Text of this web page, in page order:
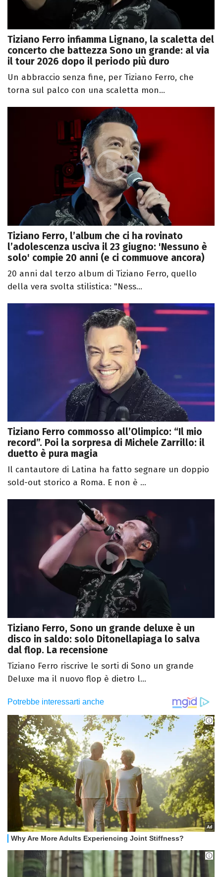
Tiziano Ferro infiamma Lignano, la scaletta del
concerto che battezza Sono un grande: al via
il tour 2026 dopo il periodo più duro
Un abbraccio senza fine, per Tiziano Ferro, che
torna sul palco con una scaletta mon...
Tiziano Ferro, l’album che ci ha rovinato
l’adolescenza usciva il 23 giugno: 'Nessuno è
solo' compie 20 anni (e ci commuove ancora)
20 anni dal terzo album di Tiziano Ferro, quello
della vera svolta stilistica: "Ness...
Tiziano Ferro commosso all’Olimpico: “Il mio
record”. Poi la sorpresa di Michele Zarrillo: il
duetto è pura magia
Il cantautore di Latina ha fatto segnare un doppio
sold-out storico a Roma. E non è ...
Tiziano Ferro, Sono un grande deluxe è un
disco in saldo: solo Ditonellapiaga lo salva
dal flop. La recensione
Tiziano Ferro riscrive le sorti di Sono un grande
Deluxe ma il nuovo flop è dietro l...